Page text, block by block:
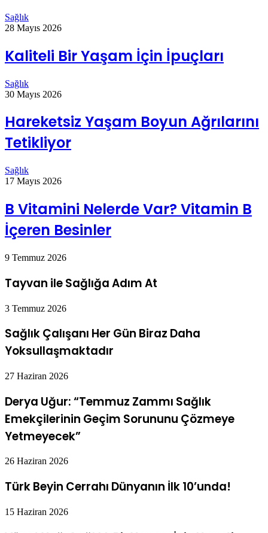
Sağlık
28 Mayıs 2026
Kaliteli Bir Yaşam İçin İpuçları
Sağlık
30 Mayıs 2026
Hareketsiz Yaşam Boyun Ağrılarını
Tetikliyor
Sağlık
17 Mayıs 2026
B Vitamini Nelerde Var? Vitamin B
İçeren Besinler
9 Temmuz 2026
Tayvan ile Sağlığa Adım At
3 Temmuz 2026
Sağlık Çalışanı Her Gün Biraz Daha
Yoksullaşmaktadır
27 Haziran 2026
Derya Uğur: “Temmuz Zammı Sağlık
Emekçilerinin Geçim Sorununu Çözmeye
Yetmeyecek”
26 Haziran 2026
Türk Beyin Cerrahı Dünyanın İlk 10’unda!
15 Haziran 2026